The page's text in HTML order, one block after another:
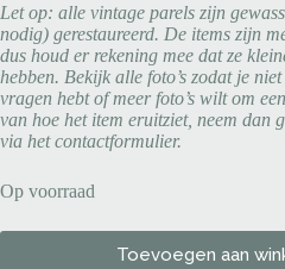
Let op: alle vintage parels zijn
nodig) gerestaureerd. De items zijn
dus houd er rekening mee dat ze
hebben. Bekijk alle foto’s zodat je
vragen hebt of meer foto’s wilt om
van hoe het item eruitziet, neem dan
via het contactformulier.
Op voorraad
Toevoegen aan